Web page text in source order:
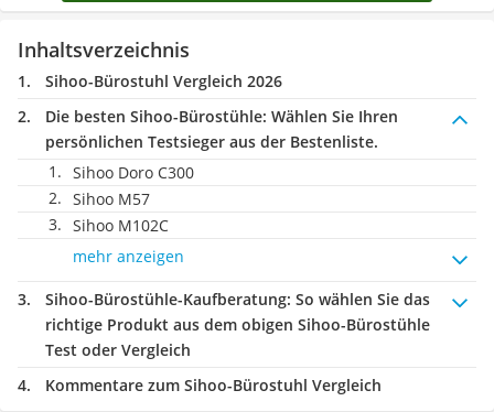
Inhaltsverzeichnis
Sihoo-Bürostuhl Vergleich 2026
Die besten Sihoo-Bürostühle: Wählen Sie Ihren
persönlichen Testsieger aus der Bestenliste.
Sihoo ‎Doro C300
Sihoo M57
Sihoo M102C
mehr anzeigen
Sihoo-Bürostühle-Kaufberatung: So wählen Sie das
richtige Produkt aus dem obigen Sihoo-Bürostühle
Test oder Vergleich
Kommentare zum Sihoo-Bürostuhl Vergleich